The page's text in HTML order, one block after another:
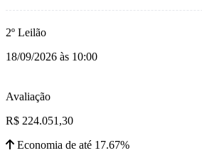
2º Leilão
18/09/2026 às 10:00
Avaliação
R$ 224.051,30
Economia de até 17.67%